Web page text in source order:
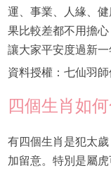
運、事業、人緣、
果比較差都不用擔
讓大家平安度過新一
資料授權：七仙羽
四個生肖如
有四個生肖是犯太
加留意。特別是屬